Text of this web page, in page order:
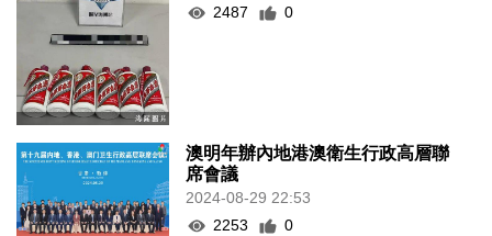
2487
0
澳明年辦內地港澳衛生行政高層聯
席會議
2024-08-29 22:53
2253
0